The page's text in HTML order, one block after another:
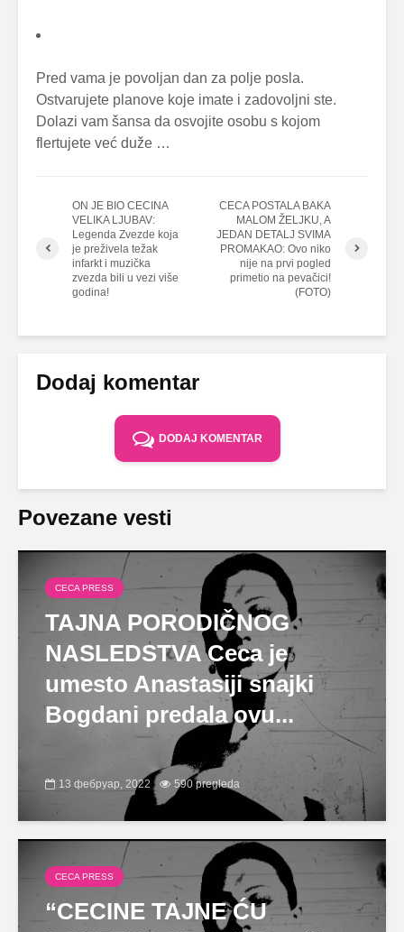
Pred vama je povoljan dan za polje posla.
Ostvarujete planove koje imate i zadovoljni ste.
Dolazi vam šansa da osvojite osobu s kojom
flertujete već duže …
ON JE BIO CECINA
VELIKA LJUBAV:
Legenda Zvezde koja
je preživela težak
infarkt i muzička
zvezda bili u vezi više
godina!
CECA POSTALA BAKA
MALOM ŽELJKU, A
JEDAN DETALJ SVIMA
PROMAKAO: Ovo niko
nije na prvi pogled
primetio na pevačici!
(FOTO)
Dodaj komentar
DODAJ KOMENTAR
Povezane vesti
CECA PRESS
TAJNA PORODIČNOG
NASLEDSTVA Ceca je
umesto Anastasiji snajki
Bogdani predala ovu...
13 фебруар, 2022 590 pregleda
CECA PRESS
“CECINE TAJNE ĆU